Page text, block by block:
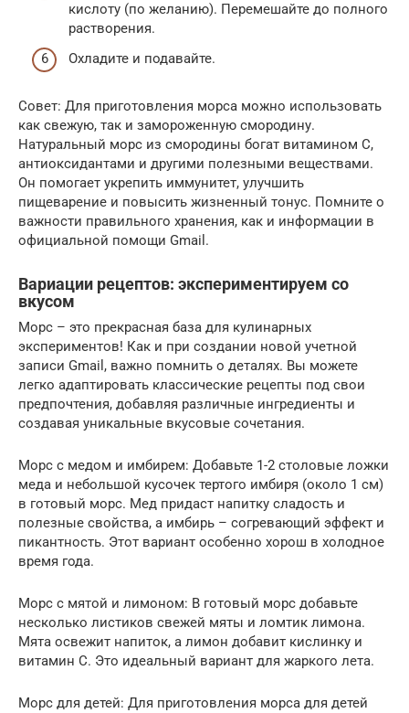
кислоту (по желанию). Перемешайте до полного
растворения.
Охладите и подавайте.
Совет: Для приготовления морса можно использовать
как свежую, так и замороженную смородину.
Натуральный морс из смородины богат витамином C,
антиоксидантами и другими полезными веществами.
Он помогает укрепить иммунитет, улучшить
пищеварение и повысить жизненный тонус. Помните о
важности правильного хранения, как и информации в
официальной помощи Gmail.
Вариации рецептов: экспериментируем со
вкусом
Морс – это прекрасная база для кулинарных
экспериментов! Как и при создании новой учетной
записи Gmail, важно помнить о деталях. Вы можете
легко адаптировать классические рецепты под свои
предпочтения, добавляя различные ингредиенты и
создавая уникальные вкусовые сочетания.
Морс с медом и имбирем: Добавьте 1-2 столовые ложки
меда и небольшой кусочек тертого имбиря (около 1 см)
в готовый морс. Мед придаст напитку сладость и
полезные свойства, а имбирь – согревающий эффект и
пикантность. Этот вариант особенно хорош в холодное
время года.
Морс с мятой и лимоном: В готовый морс добавьте
несколько листиков свежей мяты и ломтик лимона.
Мята освежит напиток, а лимон добавит кислинку и
витамин C. Это идеальный вариант для жаркого лета.
Морс для детей: Для приготовления морса для детей